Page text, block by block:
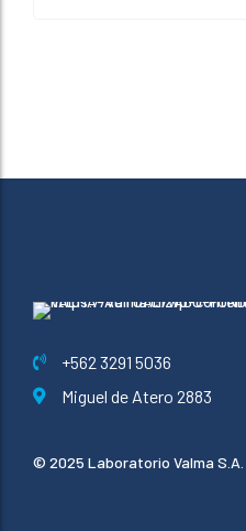
+562 3291 5036
Miguel de Atero 2883
© 2025 Laboratorio Valma S.A.